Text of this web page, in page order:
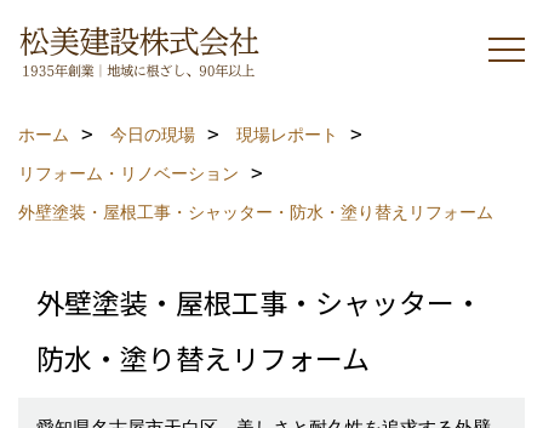
ホーム 今日の現場
現場レポート
リフォーム・リノベーション
外壁塗装・屋根工事・シャッター・防水・塗り替えリフォーム
外壁塗装・屋根工事・シャッター・
防水・塗り替えリフォーム